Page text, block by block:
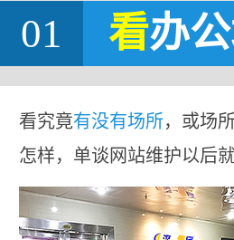
01 看办
看究竟有没有场所，或场
怎样，单谈网站维护以后